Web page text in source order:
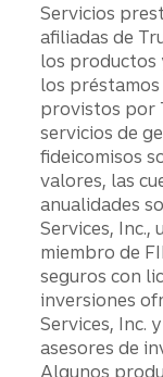
Servicios
afiliadas de
los productos
los
provistos por
servicios de
fideicomisos
valores, las
anualidades
Services, Inc.,
miembro de
seguros con
inversiones
Services, Inc.
asesores de
Algunos